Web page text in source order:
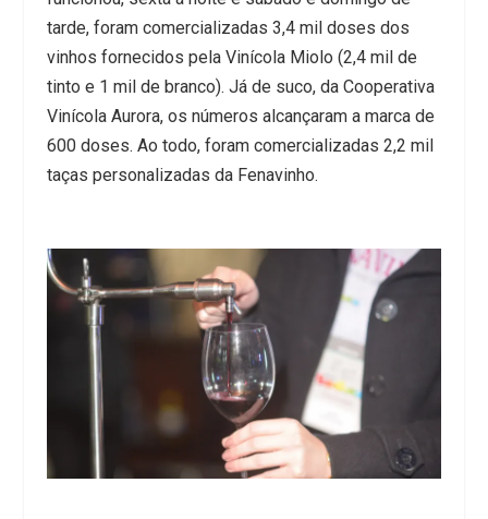
tarde, foram comercializadas 3,4 mil doses dos
vinhos fornecidos pela Vinícola Miolo (2,4 mil de
tinto e 1 mil de branco). Já de suco, da Cooperativa
Vinícola Aurora, os números alcançaram a marca de
600 doses. Ao todo, foram comercializadas 2,2 mil
taças personalizadas da Fenavinho.